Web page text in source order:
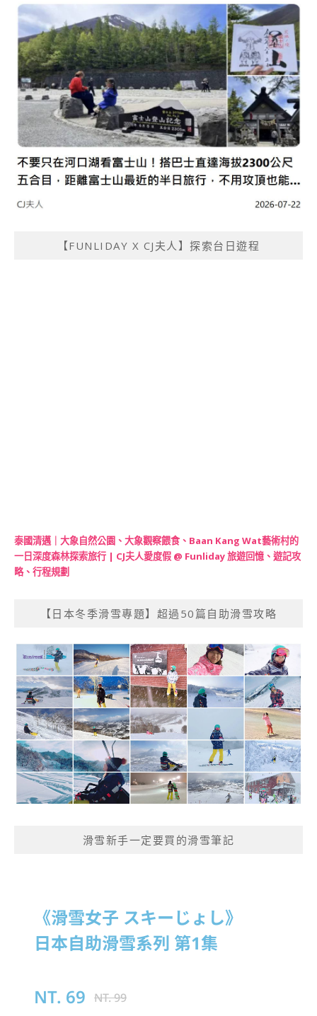
【FUNLIDAY X CJ夫人】探索台日遊程
泰國清邁｜大象自然公園、大象觀察餵食、Baan Kang Wat藝術村的
一日深度森林探索旅行 | CJ夫人愛度假 @ Funliday 旅遊回憶、遊記攻
略、行程規劃
【日本冬季滑雪專題】超過50篇自助滑雪攻略
滑雪新手一定要買的滑雪筆記